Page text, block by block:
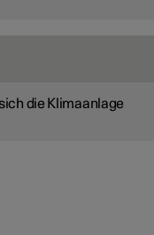
die Klimaanlage